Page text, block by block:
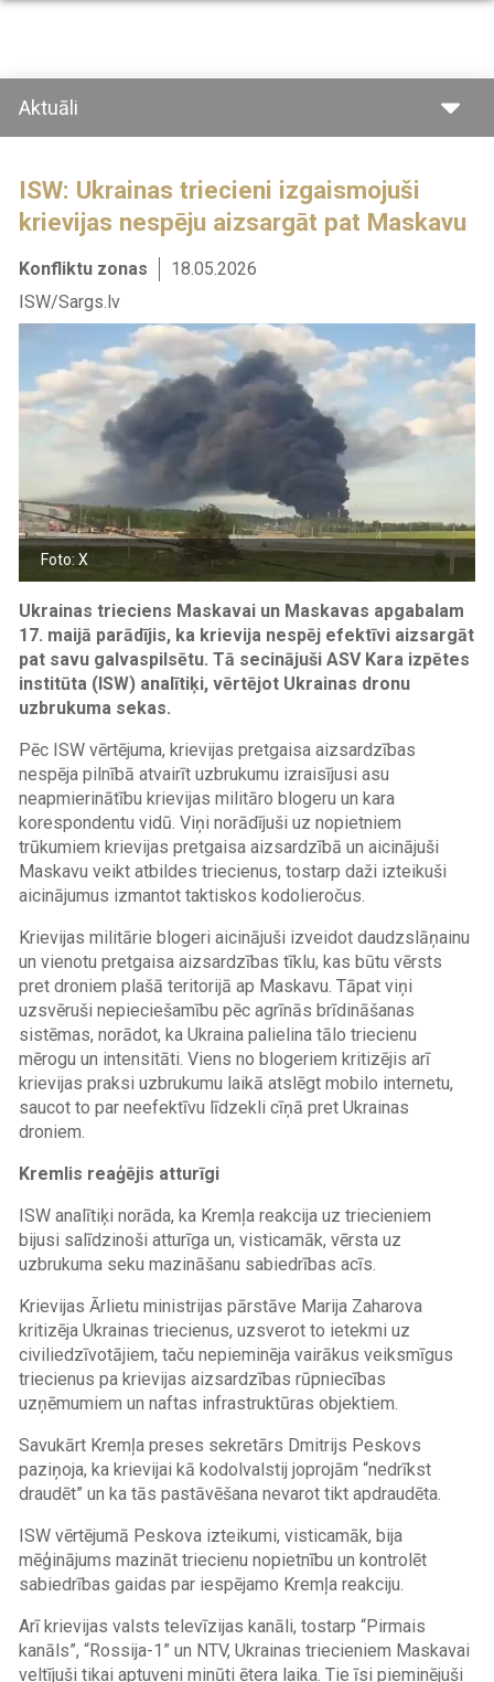
Pārlekt
saturu
Aktuāli
ISW: Ukrainas triecieni izgaismojuši
krievijas nespēju aizsargāt pat Maskavu
Konfliktu zonas
18.05.2026
ISW/Sargs.lv
Foto: X
Ukrainas trieciens Maskavai un Maskavas apgabalam
17. maijā parādījis, ka krievija nespēj efektīvi aizsargāt
pat savu galvaspilsētu. Tā secinājuši ASV Kara izpētes
institūta (ISW) analītiķi, vērtējot Ukrainas dronu
uzbrukuma sekas.
Pēc ISW vērtējuma, krievijas pretgaisa aizsardzības
nespēja pilnībā atvairīt uzbrukumu izraisījusi asu
neapmierinātību krievijas militāro blogeru un kara
korespondentu vidū. Viņi norādījuši uz nopietniem
trūkumiem krievijas pretgaisa aizsardzībā un aicinājuši
Maskavu veikt atbildes triecienus, tostarp daži izteikuši
aicinājumus izmantot taktiskos kodolieročus.
Krievijas militārie blogeri aicinājuši izveidot daudzslāņainu
un vienotu pretgaisa aizsardzības tīklu, kas būtu vērsts
pret droniem plašā teritorijā ap Maskavu. Tāpat viņi
uzsvēruši nepieciešamību pēc agrīnās brīdināšanas
sistēmas, norādot, ka Ukraina palielina tālo triecienu
mērogu un intensitāti. Viens no blogeriem kritizējis arī
krievijas praksi uzbrukumu laikā atslēgt mobilo internetu,
saucot to par neefektīvu līdzekli cīņā pret Ukrainas
droniem.
Kremlis reaģējis atturīgi
ISW analītiķi norāda, ka Kremļa reakcija uz triecieniem
bijusi salīdzinoši atturīga un, visticamāk, vērsta uz
uzbrukuma seku mazināšanu sabiedrības acīs.
Krievijas Ārlietu ministrijas pārstāve Marija Zaharova
kritizēja Ukrainas triecienus, uzsverot to ietekmi uz
civiliedzīvotājiem, taču nepieminēja vairākus veiksmīgus
triecienus pa krievijas aizsardzības rūpniecības
uzņēmumiem un naftas infrastruktūras objektiem.
Savukārt Kremļa preses sekretārs Dmitrijs Peskovs
paziņoja, ka krievijai kā kodolvalstij joprojām “nedrīkst
draudēt” un ka tās pastāvēšana nevarot tikt apdraudēta.
ISW vērtējumā Peskova izteikumi, visticamāk, bija
mēģinājums mazināt triecienu nopietnību un kontrolēt
sabiedrības gaidas par iespējamo Kremļa reakciju.
Arī krievijas valsts televīzijas kanāli, tostarp “Pirmais
kanāls”, “Rossija-1” un NTV, Ukrainas triecieniem Maskavai
veltījuši tikai aptuveni minūti ētera laika. Tie īsi pieminējuši